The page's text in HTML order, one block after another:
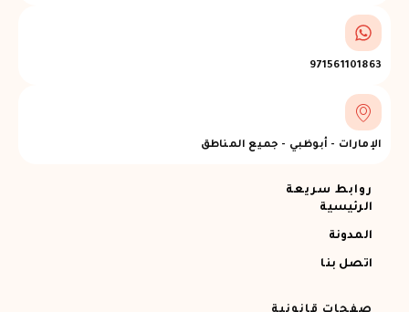
971561101863
الإمارات - أبوظبي - جميع المناطق
روابط سريعة
الرئيسية
المدونة
اتصل بنا